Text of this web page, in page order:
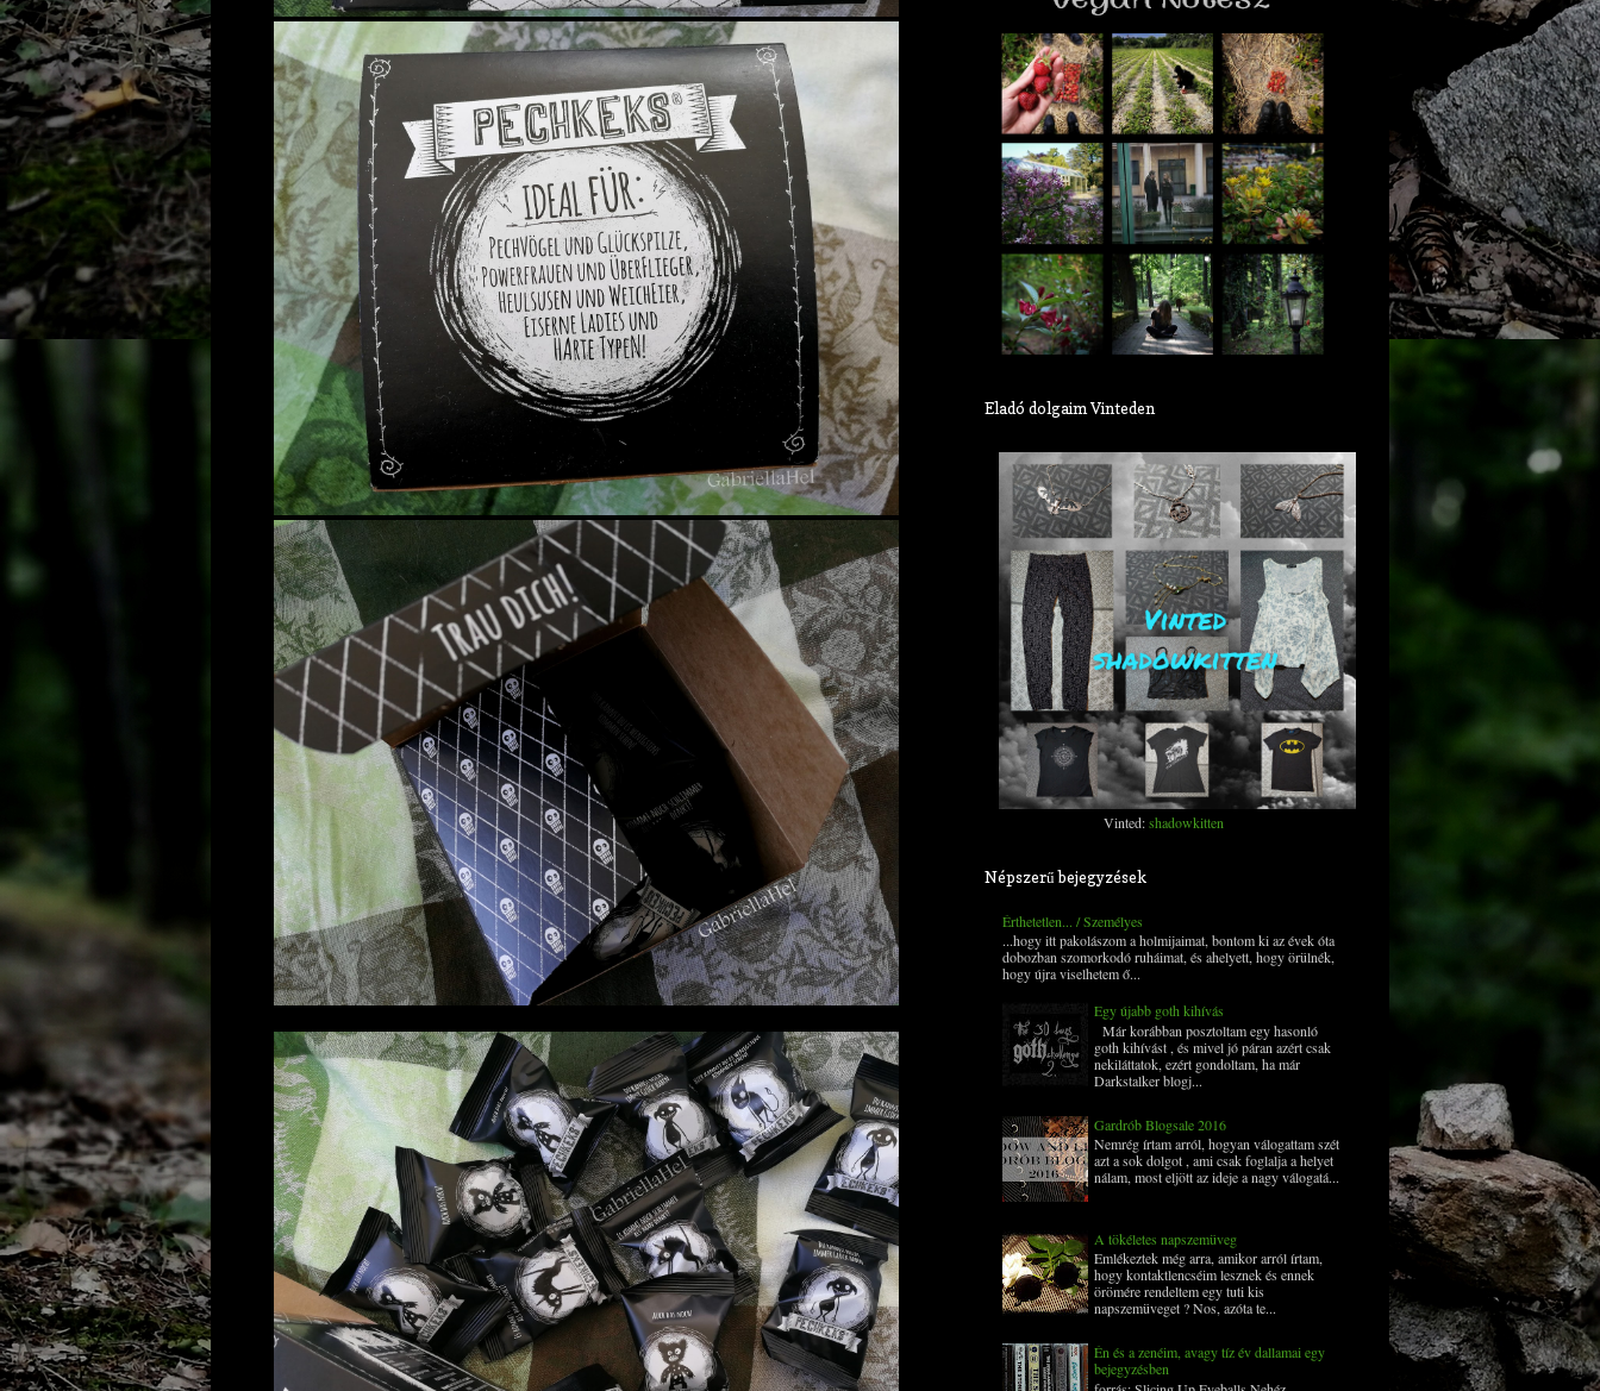
Eladó dolgaim Vinteden
Vinted:shadowkitten
Népszerű bejegyzések
Érthetetlen... / Személyes
...hogy itt pakolászom a holmijaimat, bontom ki az évek óta
dobozban szomorkodó ruháimat, és ahelyett, hogy örülnék,
hogy újra viselhetem ő...
Egy újabb goth kihívás
Már korábban posztoltam egy hasonló
goth kihívást , és mivel jó páran azért csak
nekiláttatok, ezért gondoltam, ha már
Darkstalker blogj...
Gardrób Blogsale 2016
Nemrég írtam arról, hogyan válogattam szét
azt a sok dolgot , ami csak foglalja a helyet
nálam, most eljött az ideje a nagy válogatá...
A tökéletes napszemüveg
Emlékeztek még arra, amikor arról írtam,
hogy kontaktlencséim lesznek és ennek
örömére rendeltem egy tuti kis
napszemüveget ? Nos, azóta te...
Én és a zenéim, avagy tíz év dallamai egy
bejegyzésben